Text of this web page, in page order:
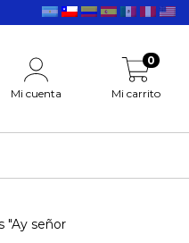
Mi cuenta Mi carrito
0
"Ay señor